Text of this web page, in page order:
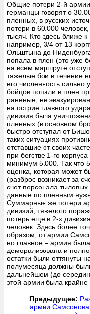
Общие потери 2-й
германцы говорят о
пленных, в русских
потери в 60.000
тысяч. Кто здесь ближе к
например, 3/4 от 13
Ольштына до
попала в плен (это уже
на всем маршруте
тяжелые бои в течение
его численность сильно
бойцов попали в плен
раненые, не
на острие главного
дивизия была
пленных (в основном
быстро отступал от
таких ситуациях
отставшие от своих
при бегстве 1-го
минимум 5.000. Так что
оценка, которая может
(разброс возникает за
счет персонала
данные по пленным
Суммарные же потери
дивизий, тяжелого
потерь еще в 2-х
человек. Здесь более
образом, от армии
но главное – армия
деморализована и
остатки были оттянуты
полумесяца должны
дальнейшем (до
этой армии была крайне
Предыдущее:
армии